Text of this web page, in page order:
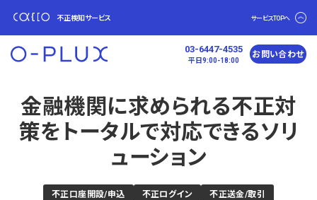
不正検知サービス サービスTOPへ
03-6447-4535
平日9:00-18:00
お問い合わせ
金融機関に求められる不正対
策を トータルで対応できるソリ
ューション
不正口座開設/申込 不正ログイン 不正送金/取引